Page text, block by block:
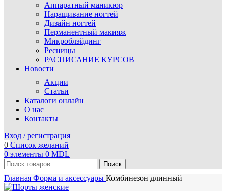
Аппаратный маникюр
Наращивание ногтей
Дизайн ногтей
Перманентный макияж
Микроблэйдинг
Ресницы
РАСПИСАНИЕ КУРСОВ
Новости
Акции
Статьи
Каталоги онлайн
О нас
Контакты
Вход / регистрация
0 Список желаний
0 элементы 0 MDL
Поиск
Главная Форма и аксессуары Комбинезон длинный